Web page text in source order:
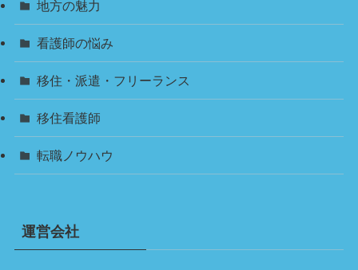
地方の魅力
看護師の悩み
移住・派遣・フリーランス
移住看護師
転職ノウハウ
運営会社